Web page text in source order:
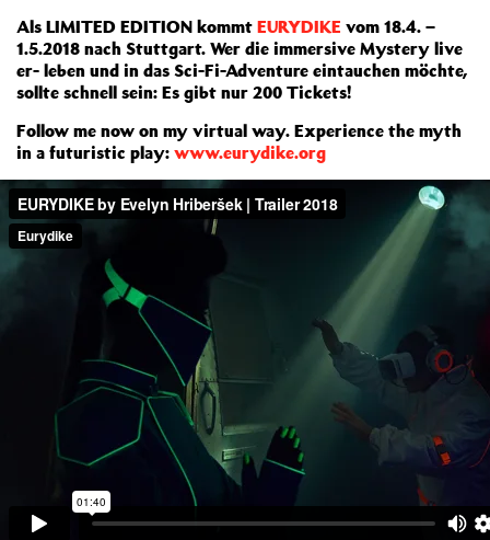
Als LIMITED EDITION kommt EURYDIKE vom 18.4. –
1.5.2018 nach Stuttgart. Wer die immersive Mystery live
er- leben und in das Sci-Fi-Adventure eintauchen möchte,
sollte schnell sein: Es gibt nur 200 Tickets!
Follow me now on my virtual way. Experience the myth
in a futuristic play: www.eurydike.org